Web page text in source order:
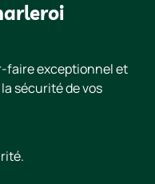
faire exceptionnel et
sécurité de vos